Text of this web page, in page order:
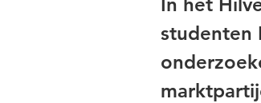
studenten